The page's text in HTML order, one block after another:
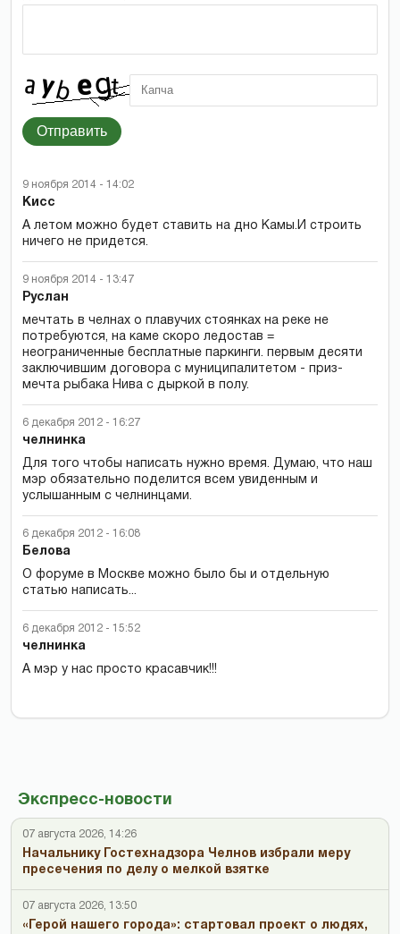
Экспресс-новости
07 августа 2026, 14:26
Начальнику Гостехнадзора Челнов избрали меру
пресечения по делу о мелкой взятке
07 августа 2026, 13:50
«Герой нашего города»: стартовал проект о людях,
Отправить
9 ноября 2014 - 14:02
Кисс
А летом можно будет ставить на дно Камы.И строить
ничего не придется.
9 ноября 2014 - 13:47
Руслан
мечтать в челнах о плавучих стоянках на реке не
потребуются, на каме скоро ледостав =
неограниченные бесплатные паркинги. первым десяти
заключившим договора с муниципалитетом - приз-
мечта рыбака Нива с дыркой в полу.
6 декабря 2012 - 16:27
челнинка
Для того чтобы написать нужно время. Думаю, что наш
мэр обязательно поделится всем увиденным и
услышанным с челнинцами.
6 декабря 2012 - 16:08
Белова
О форуме в Москве можно было бы и отдельную
статью написать...
6 декабря 2012 - 15:52
челнинка
А мэр у нас просто красавчик!!!